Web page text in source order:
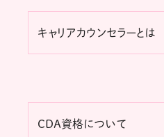
キャリアカウンセラーとは
CDA資格について